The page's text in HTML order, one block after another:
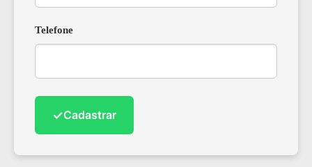
Telefone
✓Cadastrar